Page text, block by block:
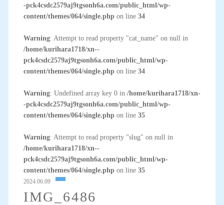
-pck4csdc2579aj9tgsonh6a.com/public_html/wp-
content/themes/064/single.phpon line 34
Warning: Attempt to read property "cat_name" on null in
/home/kurihara1718/xn--
pck4csdc2579aj9tgsonh6a.com/public_html/wp-
content/themes/064/single.phpon line 34
Warning: Undefined array key 0 in /home/kurihara1718/xn-
-pck4csdc2579aj9tgsonh6a.com/public_html/wp-
content/themes/064/single.phpon line 35
Warning: Attempt to read property "slug" on null in
/home/kurihara1718/xn--
pck4csdc2579aj9tgsonh6a.com/public_html/wp-
content/themes/064/single.phpon line 35
2024.06.09
IMG_6486